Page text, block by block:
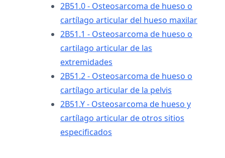
2B51.0 - Osteosarcoma de hueso o
cartílago articular del hueso maxilar
2B51.1 - Osteosarcoma de hueso o
cartilago articular de las
extremidades
2B51.2 - Osteosarcoma de hueso o
cartílago articular de la pelvis
2B51.Y - Osteosarcoma de hueso y
cartílago articular de otros sitios
especificados